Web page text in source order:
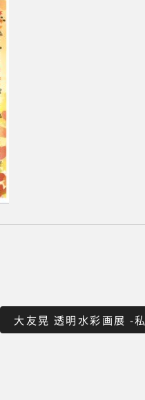
大友晃 透明水彩画展 -